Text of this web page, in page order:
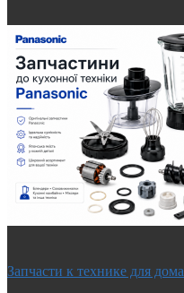
Запчасти к технике для дома